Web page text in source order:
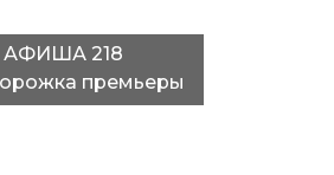
АФИША 218
премьеры
гриппе», новая